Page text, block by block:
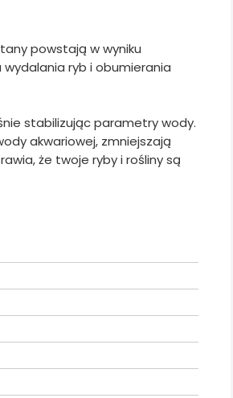
powstają w wyniku
ryb i obumierania
stabilizując parametry wody.
akwariowej, zmniejszają
że twoje ryby i rośliny są